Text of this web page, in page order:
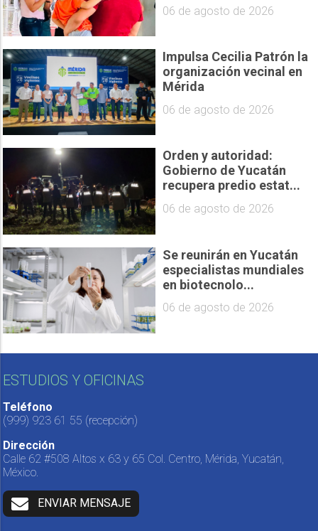
06 de agosto de 2026
Impulsa Cecilia Patrón la
organización vecinal en
Mérida
06 de agosto de 2026
Orden y autoridad:
Gobierno de Yucatán
recupera predio estat...
06 de agosto de 2026
Se reunirán en Yucatán
especialistas mundiales
en biotecnolo...
06 de agosto de 2026
ESTUDIOS Y OFICINAS
Teléfono
(999) 923 61 55 (recepción)
Dirección
Calle 62 #508 Altos x 63 y 65 Col. Centro, Mérida, Yucatán,
México.
ENVIAR MENSAJE